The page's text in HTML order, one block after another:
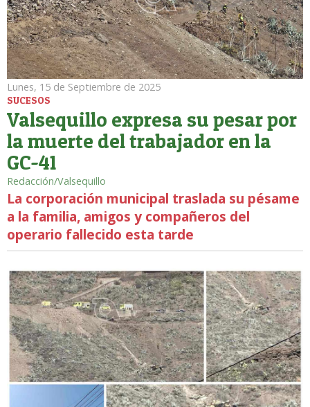
Lunes, 15 de Septiembre de 2025
SUCESOS
Valsequillo expresa su pesar por
la muerte del trabajador en la
GC-41
Redacción/Valsequillo
La corporación municipal traslada su pésame
a la familia, amigos y compañeros del
operario fallecido esta tarde